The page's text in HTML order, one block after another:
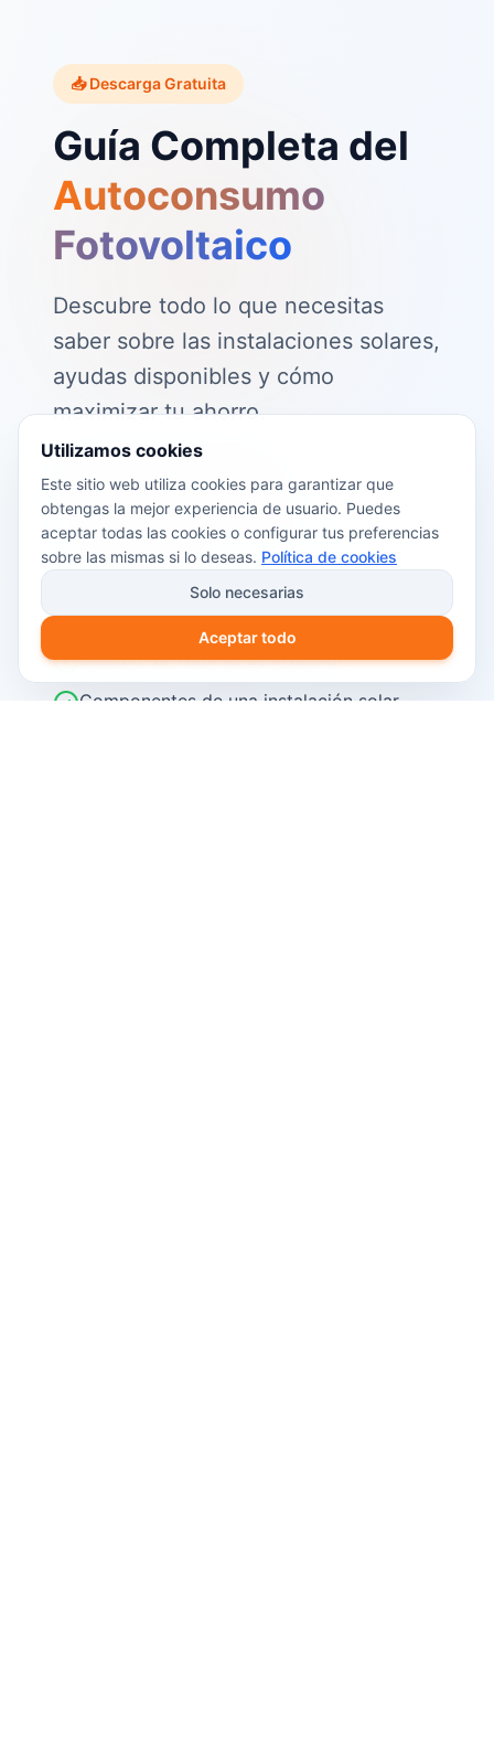
📥 Descarga Gratuita
Guía Completa del
Autoconsumo
Fotovoltaico
Descubre todo lo que necesitas
saber sobre las instalaciones solares,
ayudas disponibles y cómo
maximizar tu ahorro.
📖 Contenido de la guía:
Cómo funciona el autoconsumo
fotovoltaico
Ayudas y subvenciones disponibles en
2026
Cálculo del retorno de inversión
Componentes de una instalación solar
Utilizamos cookies
Este sitio web utiliza cookies para garantizar que
obtengas la mejor experiencia de usuario. Puedes
aceptar todas las cookies o configurar tus preferencias
sobre las mismas si lo deseas. Política de cookies
Solo necesarias
Aceptar todo